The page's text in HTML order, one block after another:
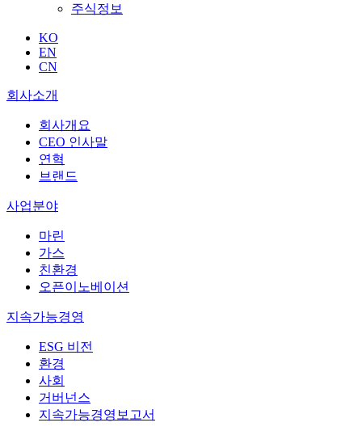
주식정보
KO
EN
CN
회사소개
회사개요
CEO 인사말
연혁
브랜드
사업분야
마린
가스
친환경
오픈이노베이션
지속가능경영
ESG 비전
환경
사회
거버넌스
지속가능경영보고서